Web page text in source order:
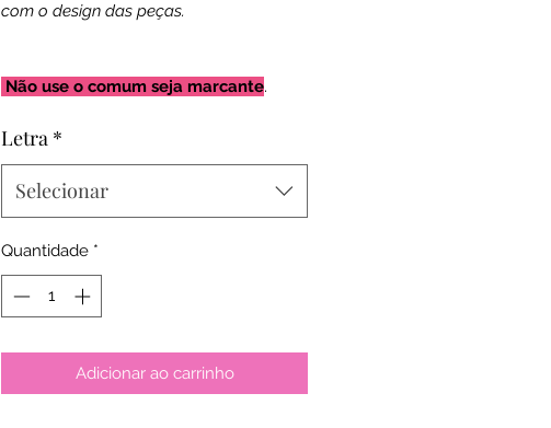
com o design das peças.
Não use o comum seja marcante.
Letra *
Selecionar
Quantidade *
Adicionar ao carrinho